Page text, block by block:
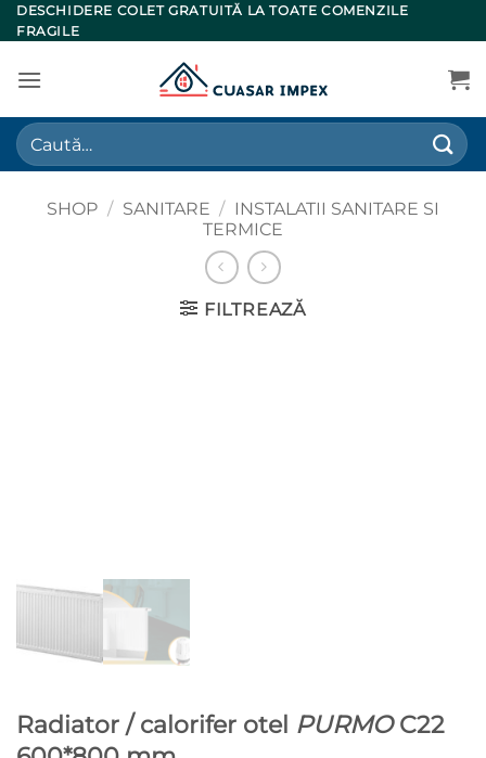
Skip
to
DESCHIDERE COLET GRATUITĂ LA TOATE COMENZILE
FRAGILE
Caută
după:
SHOP / SANITARE / INSTALATII SANITARE SI
TERMICE
FILTREAZĂ
Radiator / calorifer otel PURMOC22